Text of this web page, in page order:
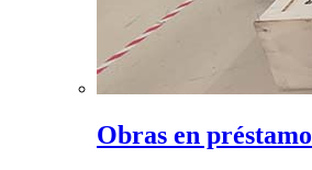
Obras en préstamo